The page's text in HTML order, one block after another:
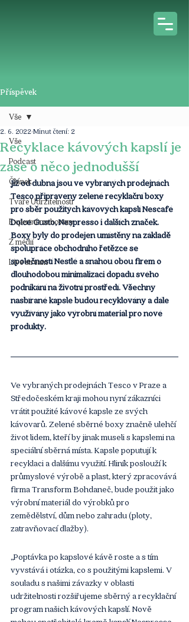
Příspěvek
Vše
Podcast
Článek
Tváře Udržitelnosti
Expertní rozhovory
Z médií
Live stream
Vše
Recyklace kávových kapslí je
zase o něco jednodušší
2. 6. 2022 Minut čtení: 2
Již od dubna jsou ve vybraných prodejnách
Tesco připraveny zelené recyklační boxy
pro sběr použitých kávových kapslí Nescafé
Dolce Gusto, Nespresso i dalších značek.
Boxy byly do prodejen umístěny na základě
spolupráce obchodního řetězce se
společností Nestlé a snahou obou firem o
dlouhodobou minimalizaci dopadu svého
podnikání na životní prostředí. Všechny
nasbírané kapsle budou recyklovány a dále
využívány jako výrobní materiál pro nové
produkty.
Ve vybraných prodejnách Tesco v Praze a
Středočeském kraji mohou nyní zákazníci
vrátit použité kávové kapsle ze svých
kávovarů. Zelené sběrné boxy značně ulehčí
život lidem, kteří by jinak museli s kapslemi na
speciální sběrná místa. Kapsle poputují k
recyklaci a dalšímu využití. Hliník poslouží k
průmyslové výrobě a plast, který zpracovává
firma Transform Bohdaneč, bude použit jako
výrobní materiál do výrobků pro
zemědělství, dům nebo zahradu (ploty,
zatravňovací dlažby).
„Poptávka po kapslové kávě roste a s tím
vyvstává i otázka, co s použitými kapslemi. V
souladu s našimi závazky v oblasti
udržitelnosti rozšiřujeme sběrný a recyklační
program našich kávových kapslí. Nově